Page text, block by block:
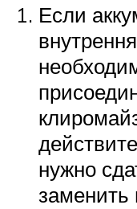
Если
нужно